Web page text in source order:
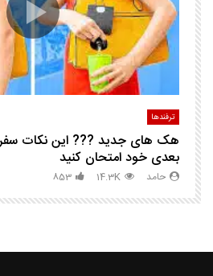
ترفندها
هک های جدید ??️? این نکات سفر
بعدی خود امتحان کنید
حامد 14.3K
853
مشاهده بعدا